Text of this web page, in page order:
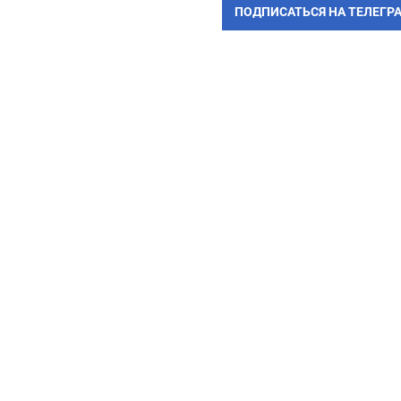
ПОДПИСАТЬСЯ НА